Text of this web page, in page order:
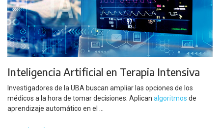
Inteligencia Artificial en Terapia Intensiva
Investigadores de la UBA buscan ampliar las opciones de los
médicos a la hora de tomar decisiones. Aplican algoritmos de
aprendizaje automático en el ...